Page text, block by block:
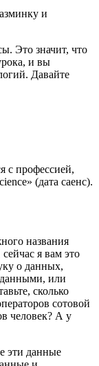
и
Это значит, что
и вы
Давайте
с профессией,
(дата саенс).
названия
я вам это
о данных,
или
сколько
сотовой
человек? А у
эти данные